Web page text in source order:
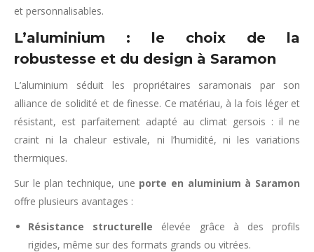
et personnalisables.
L’aluminium : le choix de la
robustesse et du design à Saramon
L’aluminium séduit les propriétaires saramonais par son
alliance de solidité et de finesse. Ce matériau, à la fois léger et
résistant, est parfaitement adapté au climat gersois : il ne
craint ni la chaleur estivale, ni l’humidité, ni les variations
thermiques.
Sur le plan technique, une porte en aluminium à Saramon
offre plusieurs avantages :
Résistance structurelle élevée grâce à des profils
rigides, même sur des formats grands ou vitrées.